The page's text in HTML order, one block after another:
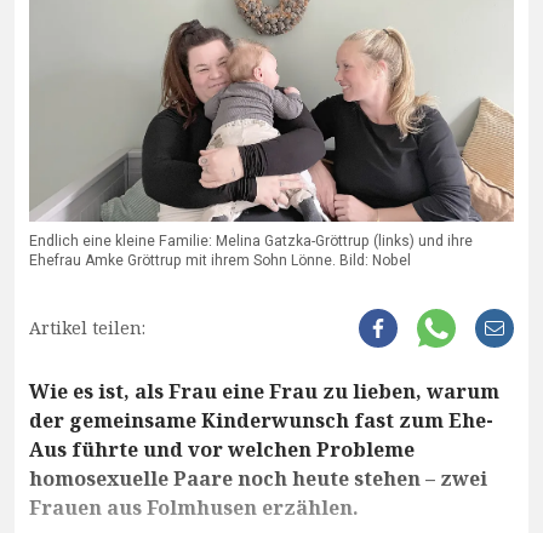
Endlich eine kleine Familie: Melina Gatzka-Gröttrup (links) und ihre
Ehefrau Amke Gröttrup mit ihrem Sohn Lönne. Bild: Nobel
Artikel teilen:
Wie es ist, als Frau eine Frau zu lieben, warum
der gemeinsame Kinderwunsch fast zum Ehe-
Aus führte und vor welchen Probleme
homosexuelle Paare noch heute stehen – zwei
Frauen aus Folmhusen erzählen.